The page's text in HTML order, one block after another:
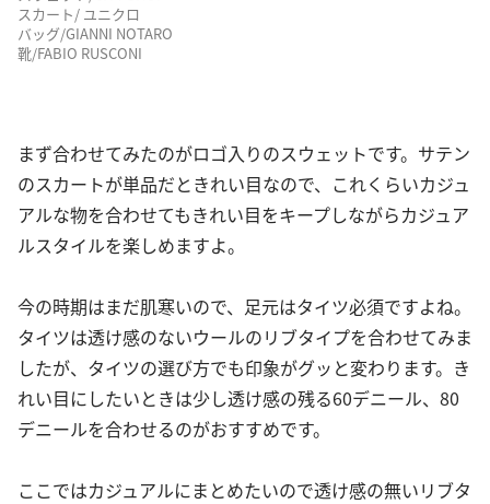
スカート/ ユニクロ
バッグ/GIANNI NOTARO
靴/FABIO RUSCONI
まず合わせてみたのがロゴ入りのスウェットです。サテン
のスカートが単品だときれい目なので、これくらいカジュ
アルな物を合わせてもきれい目をキープしながらカジュア
ルスタイルを楽しめますよ。
今の時期はまだ肌寒いので、足元はタイツ必須ですよね。
タイツは透け感のないウールのリブタイプを合わせてみま
したが、タイツの選び方でも印象がグッと変わります。き
れい目にしたいときは少し透け感の残る60デニール、80
デニールを合わせるのがおすすめです。
ここではカジュアルにまとめたいので透け感の無いリブタ